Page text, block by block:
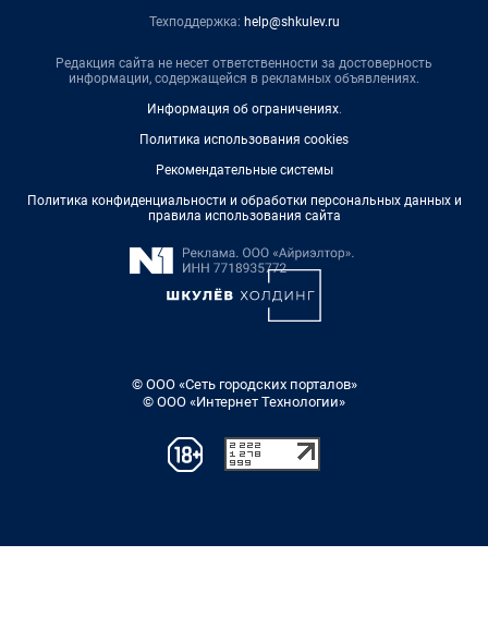
Техподдержка: help@shkulev.ru
Редакция сайта не несет ответственности за достоверность
информации, содержащейся в рекламных объявлениях.
Информация об ограничениях.
Политика использования cookies
Рекомендательные системы
Политика конфиденциальности и обработки персональных данных и
правила использования сайта
© ООО «Сеть городских порталов»
© ООО «Интернет Технологии»